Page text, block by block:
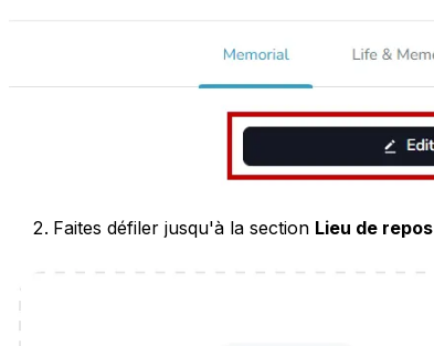
Faites défiler jusqu'à la section Lieu de repos